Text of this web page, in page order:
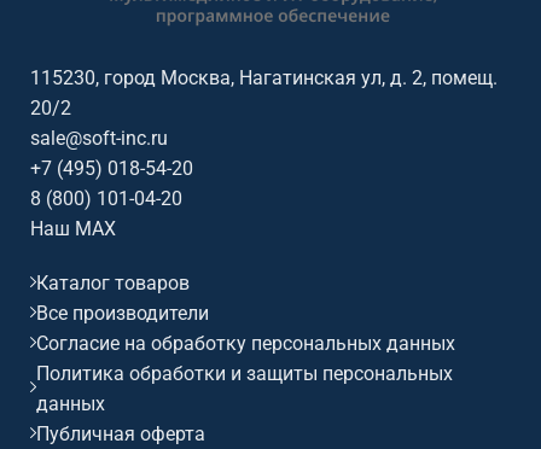
115230, город Москва, Нагатинская ул, д. 2, помещ.
20/2
sale@soft-inc.ru
+7 (495) 018-54-20
8 (800) 101-04-20
Наш MAX
Каталог товаров
Все производители
Согласие на обработку персональных данных
Политика обработки и защиты персональных
данных
Публичная оферта